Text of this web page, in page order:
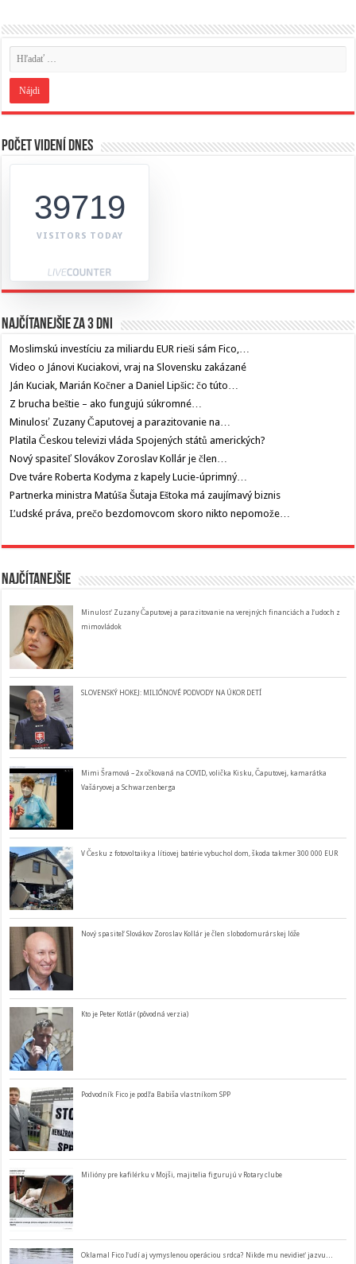
Počet videní dnes
39719
VISITORS TODAY
Najčítanejšie za 3 dni
Moslimskú investíciu za miliardu EUR rieši sám Fico,…
Video o Jánovi Kuciakovi, vraj na Slovensku zakázané
Ján Kuciak, Marián Kočner a Daniel Lipšic: čo túto…
Z brucha beštie – ako fungujú súkromné…
Minulosť Zuzany Čaputovej a parazitovanie na…
Platila Českou televizi vláda Spojených států amerických?
Nový spasiteľ Slovákov Zoroslav Kollár je člen…
Dve tváre Roberta Kodyma z kapely Lucie-úprimný…
Partnerka ministra Matúša Šutaja Eštoka má zaujímavý biznis
Ľudské práva, prečo bezdomovcom skoro nikto nepomože…
Najčítanejšie
Minulosť Zuzany Čaputovej a parazitovanie na verejných financiách a ľudoch z
mimovládok
SLOVENSKÝ HOKEJ: MILIÓNOVÉ PODVODY NA ÚKOR DETÍ
Mimi Šramová – 2x očkovaná na COVID, volička Kisku, Čaputovej, kamarátka
Vašáryovej a Schwarzenberga
V Česku z fotovoltaiky a lítiovej batérie vybuchol dom, škoda takmer 300 000 EUR
Nový spasiteľ Slovákov Zoroslav Kollár je člen slobodomurárskej lóže
Kto je Peter Kotlár (pôvodná verzia)
Podvodník Fico je podľa Babiša vlastníkom SPP
Milióny pre kafilérku v Mojši, majitelia figurujú v Rotary clube
Oklamal Fico ľudí aj vymyslenou operáciou srdca? Nikde mu nevidieť jazvu…